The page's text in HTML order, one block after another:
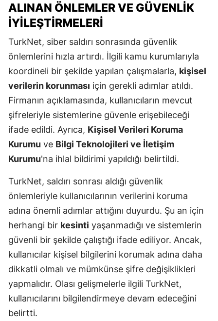
ALINAN ÖNLEMLER VE GÜVENLIK
İYILEŞTIRMELERI
TurkNet, siber saldırı sonrasında güvenlik
önlemlerini hızla artırdı. İlgili kamu kurumlarıyla
koordineli bir şekilde yapılan çalışmalarla, kişisel
verilerin korunması için gerekli adımlar atıldı.
Firmanın açıklamasında, kullanıcıların mevcut
şifreleriyle sistemlerine güvenle erişebileceği
ifade edildi. Ayrıca, Kişisel Verileri Koruma
Kurumu ve Bilgi Teknolojileri ve İletişim
Kurumu'na ihlal bildirimi yapıldığı belirtildi.
TurkNet, saldırı sonrası aldığı güvenlik
önlemleriyle kullanıcılarının verilerini koruma
adına önemli adımlar attığını duyurdu. Şu an için
herhangi bir kesinti yaşanmadığı ve sistemlerin
güvenli bir şekilde çalıştığı ifade ediliyor. Ancak,
kullanıcılar kişisel bilgilerini korumak adına daha
dikkatli olmalı ve mümkünse şifre değişiklikleri
yapmalıdır. Olası gelişmelerle ilgili TurkNet,
kullanıcılarını bilgilendirmeye devam edeceğini
belirtti.